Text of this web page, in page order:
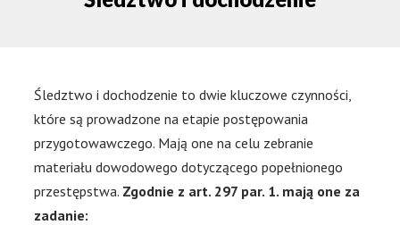
Śledztwo i dochodzenie to dwie kluczowe czynności,
które są prowadzone na etapie postępowania
przygotowawczego. Mają one na celu zebranie
materiału dowodowego dotyczącego popełnionego
przestępstwa. Zgodnie z art. 297 par. 1. mają one za
zadanie: